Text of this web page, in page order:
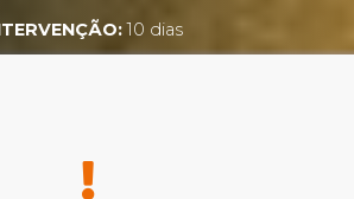
10 dias